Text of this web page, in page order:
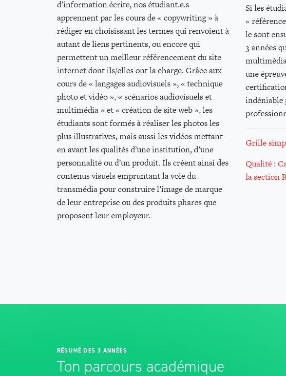
d’information écrite, nos étudiant.e.s
apprennent par les cours de « copywriting » à
rédiger en choisissant les termes qui renvoient à
autant de liens pertinents, ou encore qui
permettent un meilleur référencement du site
internet dont ils/elles ont la charge. Grâce aux
cours de « langages audiovisuels », « technique
photo et vidéo », « scénarios audiovisuels et
multimédia » et « création de site web », les
étudiants sont formés à réaliser les photos les
plus illustratives, mais aussi les vidéos mettant
en avant les qualités d’une institution, d’une
personnalité ou d’un produit. Ils créent ainsi des
contenus visuels empruntant la voie du
transmédia pour construire l’image de marque
de leur entreprise ou des produits phares que
proposent leur employeur.
Si les
«
le sont
3 années
une
indéniable
Grille
Qualité :
la section
RÉSUMÉ DES 3 ANNÉES
Ton parcours académique